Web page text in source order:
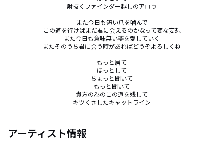
射抜くファインダー越しのアロウ
また今日も短い爪を噛んで
この道を行けばまだ君に会えるのかなって変な妄想
また今日も意味無い夢を愛していく
またそのうち君に会う時があればどうぞよろしくね
もっと居て
ほっとして
ちょっと聞いて
もっと聞いて
貴方の為のこの道を残して
キツくさしたキャットライン
アーティスト情報